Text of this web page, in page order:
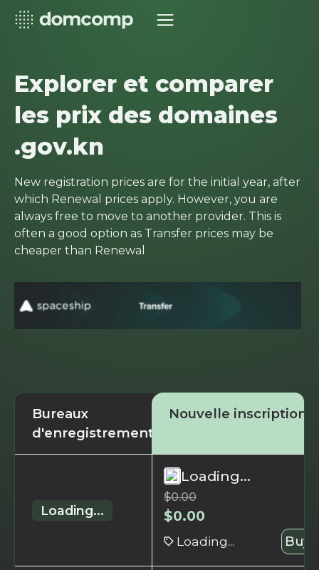
Explorer et comparer
les prix des domaines
.gov.kn
New registration prices are for the initial year, after
which Renewal prices apply. However, you are
always free to move to another provider. This is
often a good option as Transfer prices may be
cheaper than Renewal
Bureaux
d'enregistrement
Nouvelle inscription
Loading...
Loading...
$0.00
$0.00
Loading... Buy